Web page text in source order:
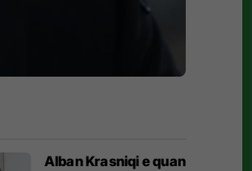
Alban Krasniqi e quan